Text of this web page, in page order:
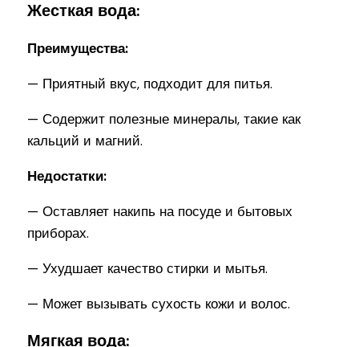
Жесткая вода:
Преимущества:
— Приятный вкус, подходит для питья.
— Содержит полезные минералы, такие как
кальций и магний.
Недостатки:
— Оставляет накипь на посуде и бытовых
приборах.
— Ухудшает качество стирки и мытья.
— Может вызывать сухость кожи и волос.
Мягкая вода: